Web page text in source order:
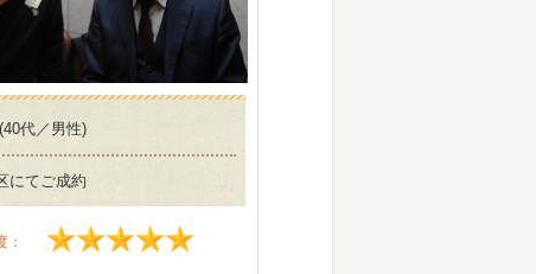
代／男性)
にてご成約
：